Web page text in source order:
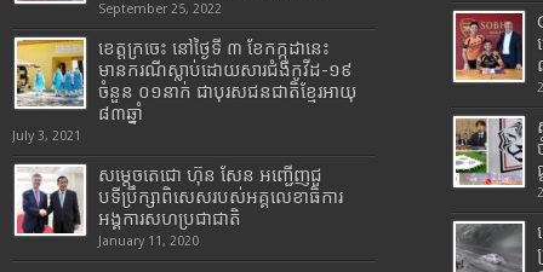
September 25, 2022
ខេត្តក្រចេះ នៅថ្ងៃទី ៣ ខែកក្កដានេះ
មានករណីស្លាប់ដោយសារជំងឺកូវីដ-១៩
ចំនួន ០១នាក់ ជាបុរសជនជាតិខ្មែរអាយុ
៨៣ឆ្នាំ
July 3, 2021
សម្តេចតេជោ ហ៊ុន សែន អញ្ជើញជួ
បទីប្រឹក្សាពិសេសរបស់អគ្គលេខាធិការ
អង្គការសហប្រជាជាតិ
January 11, 2020